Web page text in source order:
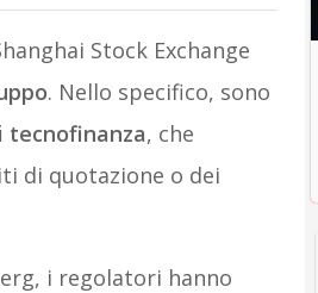
Stock Exchange
. Nello specifico, sono
tecnofinanza, che
di quotazione o dei
i regolatori hanno